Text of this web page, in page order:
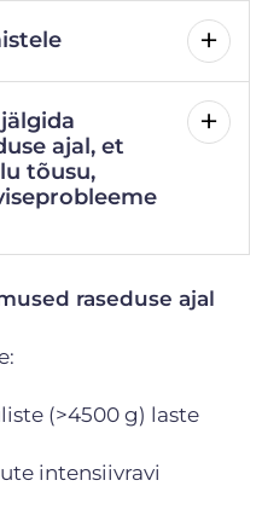
ajal, et
tõusu,
raseduse ajal
(>4500 g) laste
intensiivravi